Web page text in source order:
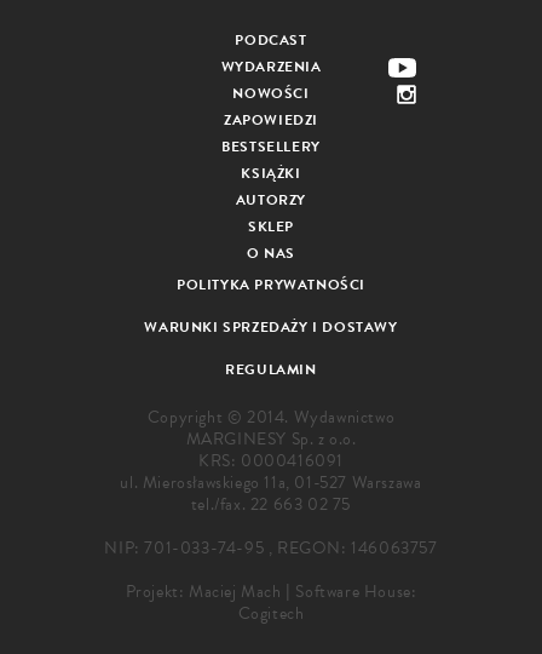
PODCAST
WYDARZENIA
NOWOŚCI
ZAPOWIEDZI
BESTSELLERY
KSIĄŻKI
AUTORZY
SKLEP
O NAS
POLITYKA PRYWATNOŚCI
WARUNKI SPRZEDAŻY I DOSTAWY
REGULAMIN
Copyright © 2014. Wydawnictwo
MARGINESY Sp. z o.o.
KRS: 0000416091
ul. Mierosławskiego 11a, 01-527 Warszawa
tel./fax. 22 663 02 75
NIP: 701-033-74-95 , REGON: 146063757
Projekt: Maciej Mach | Software House:
Cogitech